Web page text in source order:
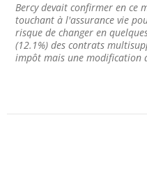
Bercy devait confirmer en ce
touchant à l'assurance vie
risque de changer en
(12.1%) des contrats
impôt mais une modification